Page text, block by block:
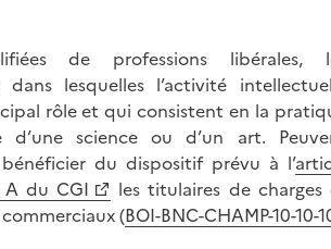
de professions libérales,
dans lesquelles l’activité
rôle et qui consistent en la
d’une science ou d’un art.
du dispositif prévu à l’
A du CGI
les titulaires de charges
(BOI-BNC-CHAMP-10-10-